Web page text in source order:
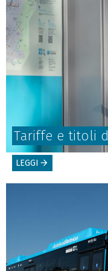
Tariffe e titoli
LEGGI arrow_forward